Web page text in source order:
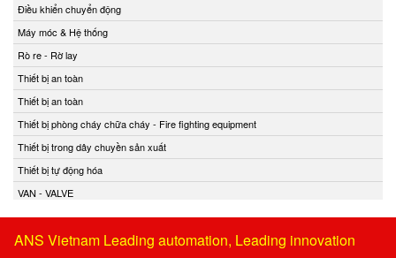
Điều khiển chuyển động
Máy móc & Hệ thống
Rò re - Rờ lay
Thiết bị an toàn
Thiết bị an toàn
Thiết bị phòng cháy chữa cháy - Fire fighting equipment
Thiết bị trong dây chuyền sản xuất
Thiết bị tự động hóa
VAN - VALVE
ANS Vietnam Leading automation, Leading innovation